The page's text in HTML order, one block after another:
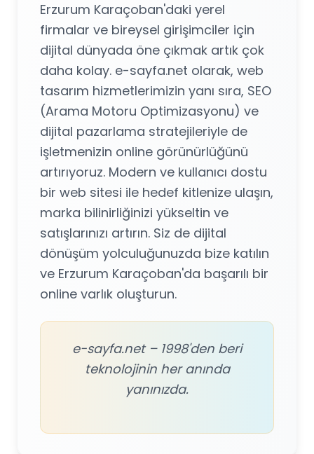
Erzurum Karaçoban'daki yerel
firmalar ve bireysel girişimciler için
dijital dünyada öne çıkmak artık çok
daha kolay. e-sayfa.net olarak, web
tasarım hizmetlerimizin yanı sıra, SEO
(Arama Motoru Optimizasyonu) ve
dijital pazarlama stratejileriyle de
işletmenizin online görünürlüğünü
artırıyoruz. Modern ve kullanıcı dostu
bir web sitesi ile hedef kitlenize ulaşın,
marka bilinirliğinizi yükseltin ve
satışlarınızı artırın. Siz de dijital
dönüşüm yolculuğunuzda bize katılın
ve Erzurum Karaçoban'da başarılı bir
online varlık oluşturun.
e-sayfa.net – 1998'den beri
teknolojinin her anında
yanınızda.